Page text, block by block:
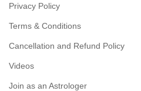
Privacy Policy
Terms & Conditions
Cancellation and Refund Policy
Videos
Join as an Astrologer